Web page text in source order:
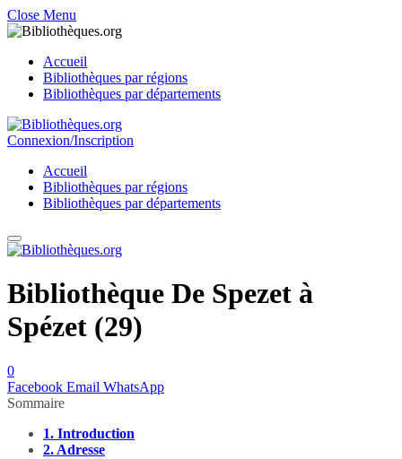
Close Menu
Accueil
Bibliothèques par régions
Bibliothèques par départements
Connexion/Inscription
Accueil
Bibliothèques par régions
Bibliothèques par départements
Bibliothèque De Spezet à
Spézet (29)
0
Facebook Email WhatsApp
Sommaire
1. Introduction
2. Adresse